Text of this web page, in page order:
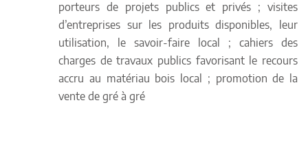
porteurs de projets publics et privés ; visites
d’entreprises sur les produits disponibles, leur
utilisation, le savoir-faire local ; cahiers des
charges de travaux publics favorisant le recours
accru au matériau bois local ; promotion de la
vente de gré à gré